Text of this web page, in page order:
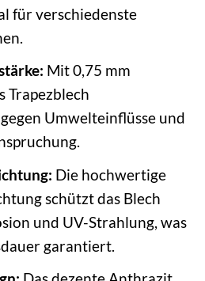
für verschiedenste
Mit 0,75 mm
Trapezblech
Umwelteinflüsse und
Die hochwertige
schützt das Blech
und UV-Strahlung, was
garantiert.